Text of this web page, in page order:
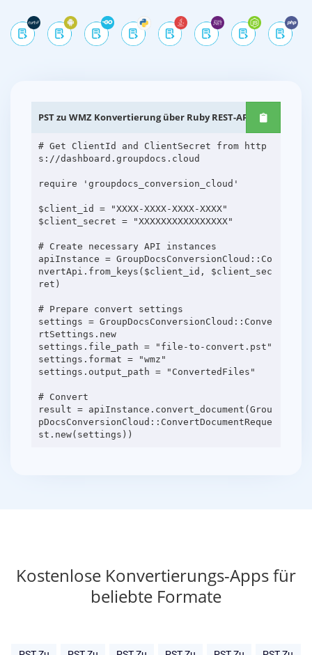
PST zu WMZ Konvertierung über Ruby REST-APIs
# Get ClientId and ClientSecret from http
s://dashboard.groupdocs.cloud
require 'groupdocs_conversion_cloud'
$client_id = "XXXX-XXXX-XXXX-XXXX"
$client_secret = "XXXXXXXXXXXXXXXX"
# Create necessary API instances
apiInstance = GroupDocsConversionCloud::Co
nvertApi.from_keys($client_id, $client_sec
ret)
# Prepare convert settings
settings = GroupDocsConversionCloud::Conve
rtSettings.new
settings.file_path = "file-to-convert.pst"
settings.format = "wmz"
settings.output_path = "ConvertedFiles"
# Convert
result = apiInstance.convert_document(Grou
pDocsConversionCloud::ConvertDocumentReque
Kostenlose Konvertierungs-Apps für
beliebte Formate